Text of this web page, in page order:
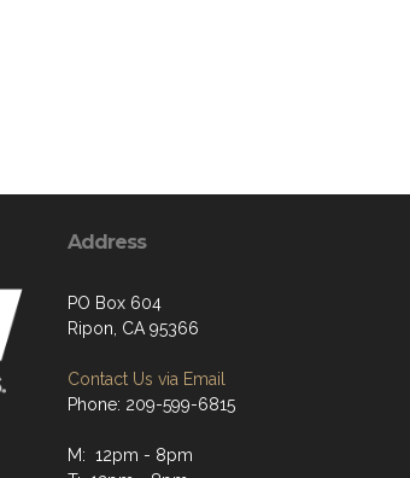
Address
PO Box 604
Ripon, CA 95366
Contact Us via Email
Phone: 209-599-6815
M: 12pm - 8pm